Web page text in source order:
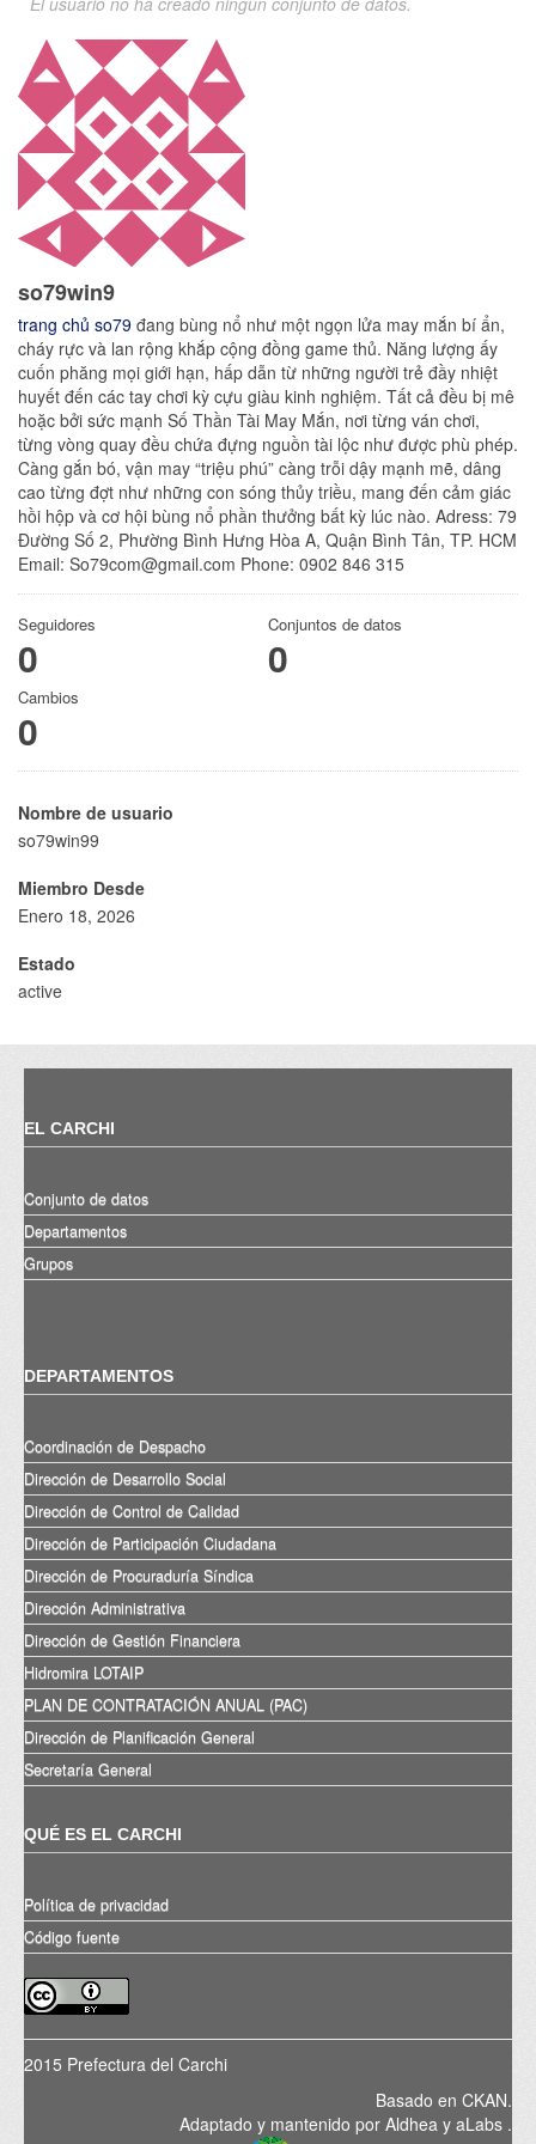
so79win9
trang chủ so79 đang bùng nổ như một ngọn lửa may mắn bí ẩn,
cháy rực và lan rộng khắp cộng đồng game thủ. Năng lượng ấy
cuốn phăng mọi giới hạn, hấp dẫn từ những người trẻ đầy nhiệt
huyết đến các tay chơi kỳ cựu giàu kinh nghiệm. Tất cả đều bị mê
hoặc bởi sức mạnh Số Thần Tài May Mắn, nơi từng ván chơi,
từng vòng quay đều chứa đựng nguồn tài lộc như được phù phép.
Càng gắn bó, vận may “triệu phú” càng trỗi dậy mạnh mẽ, dâng
cao từng đợt như những con sóng thủy triều, mang đến cảm giác
hồi hộp và cơ hội bùng nổ phần thưởng bất kỳ lúc nào. Adress: 79
Đường Số 2, Phường Bình Hưng Hòa A, Quận Bình Tân, TP. HCM
Email: So79com@gmail.com Phone: 0902 846 315
Seguidores
0
Conjuntos de datos
0
Cambios
0
Nombre de usuario
so79win99
Miembro Desde
Enero 18, 2026
Estado
active
EL CARCHI
Conjunto de datos
Departamentos
Grupos
DEPARTAMENTOS
Coordinación de Despacho
Dirección de Desarrollo Social
Dirección de Control de Calidad
Dirección de Participación Ciudadana
Dirección de Procuraduría Síndica
Dirección Administrativa
Dirección de Gestión Financiera
Hidromira LOTAIP
PLAN DE CONTRATACIÓN ANUAL (PAC)
Dirección de Planificación General
Secretaría General
QUÉ ES EL CARCHI
Política de privacidad
Código fuente
2015 Prefectura del Carchi
Basado en CKAN.
Adaptado y mantenido por Aldhea y aLabs .